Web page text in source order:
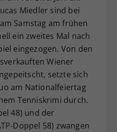
Miedler sind bei
Samstag am frühen
ein zweites Mal nach
eingezogen. Von den
Wiener
setzte sich
am Nationalfeiertag
Tenniskrimi durch.
48) und der
Doppel 58) zwangen
speichert Ihre Consent-
Unter anderem eine
ID, für die
Speicherung Ihrer
Einstellungen, falls der
Betreiber dies eingestellt